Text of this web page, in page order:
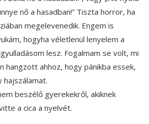
nő a hasadban!” Tiszta horror, ha
megelevenedik. Engem is
hogyha véletlenül lenyelem a
lesz. Fogalmam se volt, mi
hangzott ahhoz, hogy pánikba essek,
hajszálamat.
beszélő gyerekekről, akiknek
a cica a nyelvét.